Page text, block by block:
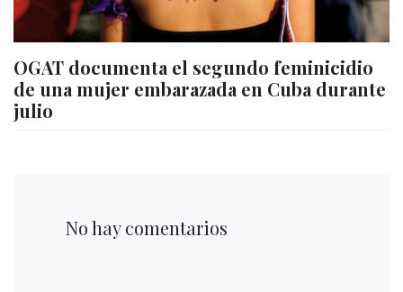
OGAT documenta el segundo feminicidio
de una mujer embarazada en Cuba durante
julio
No hay comentarios